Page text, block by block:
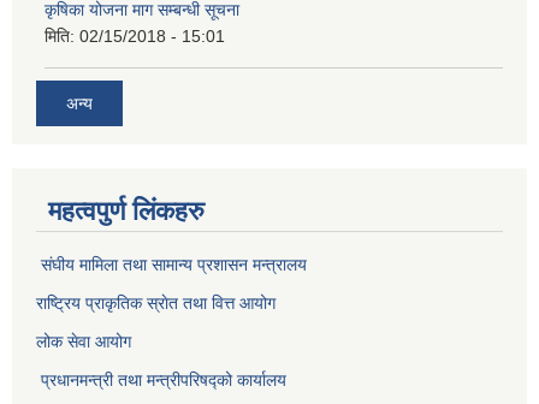
कृषिका योजना माग सम्बन्धी सूचना
मिति: 02/15/2018 - 15:01
अन्य
महत्वपुर्ण लिंकहरु
संघीय मामिला तथा सामान्य प्रशासन मन्त्रालय
राष्ट्रिय प्राकृतिक स्राेत तथा वित्त आयोग
लोक सेवा आयोग
प्रधानमन्त्री तथा मन्त्रीपरिषद्को कार्यालय